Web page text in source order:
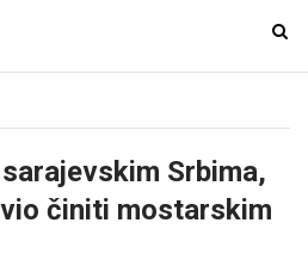
T
Srbima,
činiti mostarskim